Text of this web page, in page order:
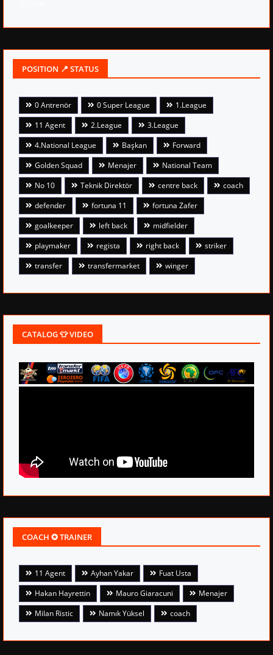
POSITION 📍 STATUS
0 Antrenör 0 Super League
1.League
11 Agent
2.League
3.League
4.National League
Başkan
Forward
Golden Squad
Menajer
National Team
No 10
Teknik Direktör centre back
coach
defender
fortuna 11
fortuna Zafer
goalkeeper
left back
midfielder
playmaker
regista right back
striker
transfer
transfermarket winger
CATALOG 👕 VIDEO
COACH ✪ TRAINER
11 Agent Ayhan Yakar
Fuat Usta
Hakan Hayrettin
Mauro Giaracuni
Menajer
Milan Ristic
Namık Yüksel coach